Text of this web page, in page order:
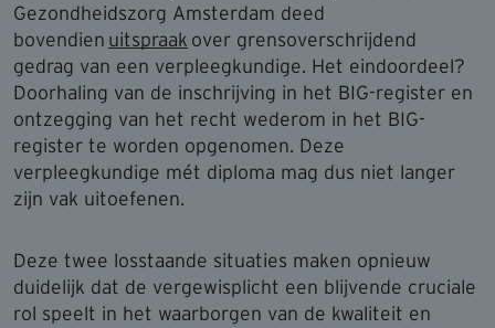
Gezondheidszorg Amsterdam deed
bovendien uitspraak over grensoverschrijdend
gedrag van een verpleegkundige. Het eindoordeel?
Doorhaling van de inschrijving in het BIG-register en
ontzegging van het recht wederom in het BIG-
register te worden opgenomen. Deze
verpleegkundige mét diploma mag dus niet langer
zijn vak uitoefenen.
Deze twee losstaande situaties maken opnieuw
duidelijk dat de vergewisplicht een blijvende cruciale
rol speelt in het waarborgen van de kwaliteit en